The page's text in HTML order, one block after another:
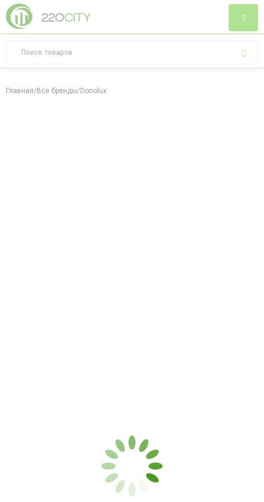
Главная/Все бренды/Donolux